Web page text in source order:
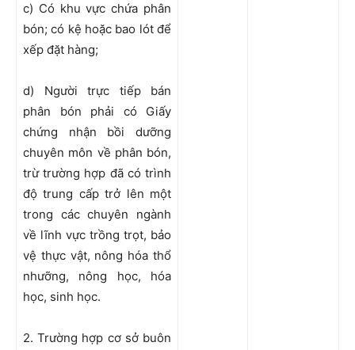
c) Có khu vực chứa phân
bón; có kệ hoặc bao lót để
xếp đặt hàng;
d) Người trực tiếp bán
phân bón phải có Giấy
chứng nhận bồi dưỡng
chuyên môn về phân bón,
trừ trường hợp đã có trình
độ trung cấp trở lên một
trong các chuyên ngành
về lĩnh vực trồng trọt, bảo
vệ thực vật, nông hóa thổ
nhưỡng, nông học, hóa
học, sinh học.
2. Trường hợp cơ sở buôn